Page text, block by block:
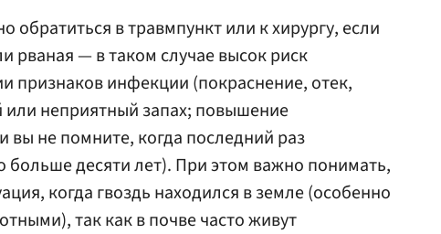
обратиться в травмпункт или к хирургу, если
рваная — в таком случае высок риск
признаков инфекции (покраснение, отек,
неприятный запах; повышение
вы не помните, когда последний раз
десяти лет). При этом важно понимать,
когда гвоздь находился в земле (особенно
так как в почве часто живут